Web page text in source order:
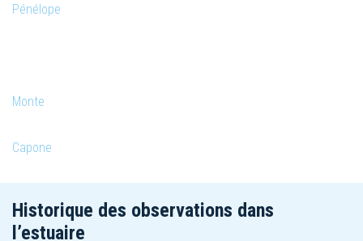
Pénélope
Monte
Capone
Historique des observations dans
l’estuaire